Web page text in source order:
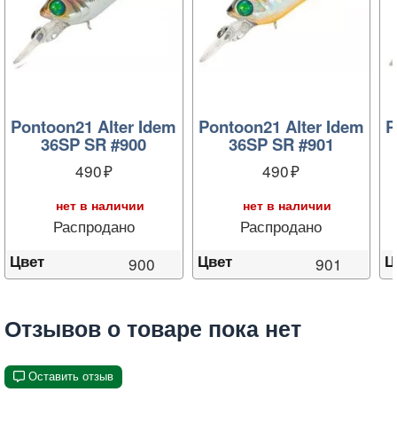
Pontoon21 Alter Idem
36SP SR #900
490
нет в наличии
Распродано
Цвет 900
Pontoon21 Alter Idem
36SP SR #901
490
нет в наличии
Распродано
Цвет 901
Отзывов о товаре пока нет
Оставить отзыв